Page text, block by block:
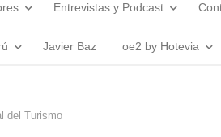
Entrevistas y Podcast
Javier Baz oe2 by Hotevia
del Turismo